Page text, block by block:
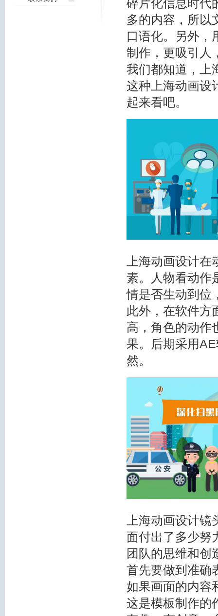
碎片化信息时代
多的内容，所以
口语化。另外，
制作，更吸引人
我们都知道，上
这种上海动画设
起来看吧。
上海动画设计
素。人物看动作
情是否生动到位
此外，在软件方
高，角色的动作
果。后期采用
然。
上海动画设计
面付出了多少努
团队的思维和创
首先要做到准确
如果画面的内容
这是模板制作的